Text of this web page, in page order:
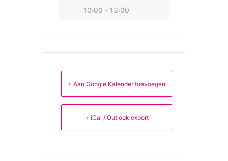
10:00 - 13:00
+ Aan Google Kalender toevoegen
+ iCal / Outlook export